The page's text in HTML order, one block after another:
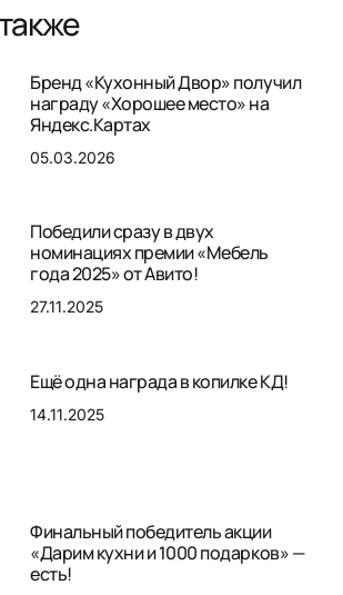
Бренд «Кухонный Двор» получил
награду «Хорошее место» на
Яндекс.Картах
05.03.2026
Победили сразу в двух
номинациях премии «Мебель
года 2025» от Авито!
27.11.2025
Ещё одна награда в копилке КД!
14.11.2025
Финальный победитель акции
«Дарим кухни и 1000 подарков» —
есть!